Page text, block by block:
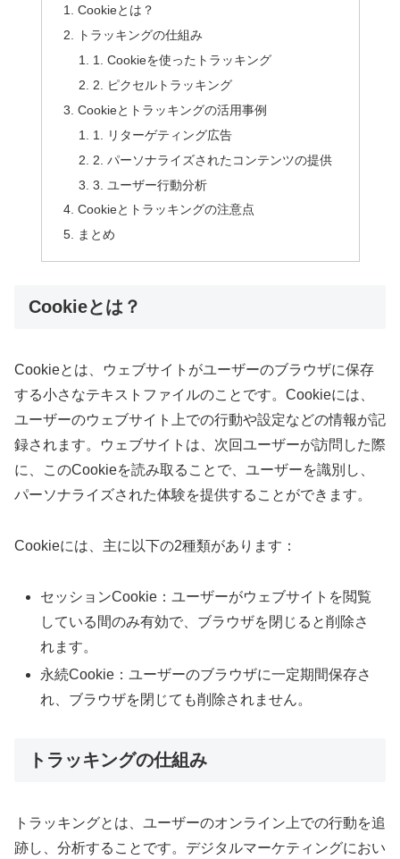
Cookieとは？
トラッキングの仕組み
1. Cookieを使ったトラッキング
2. ピクセルトラッキング
Cookieとトラッキングの活用事例
1. リターゲティング広告
2. パーソナライズされたコンテンツの提供
3. ユーザー行動分析
Cookieとトラッキングの注意点
まとめ
Cookieとは？
Cookieとは、ウェブサイトがユーザーのブラウザに保存
する小さなテキストファイルのことです。Cookieには、
ユーザーのウェブサイト上での行動や設定などの情報が記
録されます。ウェブサイトは、次回ユーザーが訪問した際
に、このCookieを読み取ることで、ユーザーを識別し、
パーソナライズされた体験を提供することができます。
Cookieには、主に以下の2種類があります：
セッションCookie：ユーザーがウェブサイトを閲覧
している間のみ有効で、ブラウザを閉じると削除さ
れます。
永続Cookie：ユーザーのブラウザに一定期間保存さ
れ、ブラウザを閉じても削除されません。
トラッキングの仕組み
トラッキングとは、ユーザーのオンライン上での行動を追
跡し、分析することです。デジタルマーケティングにおい